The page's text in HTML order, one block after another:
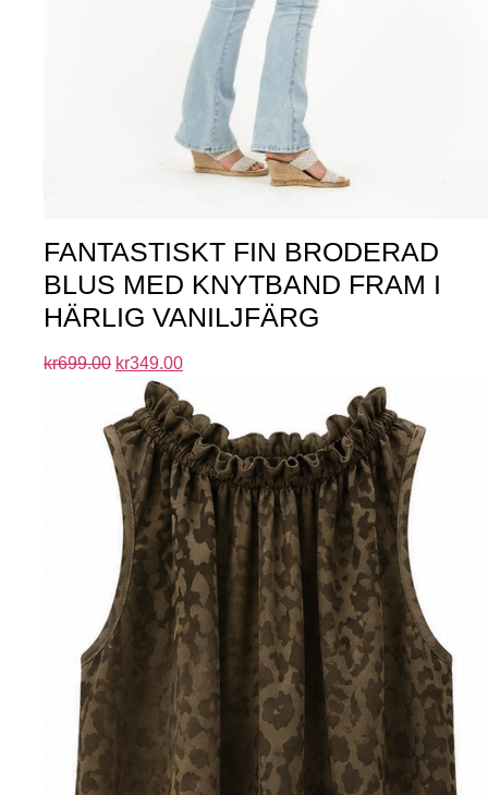
FANTASTISKT FIN BRODERAD
BLUS MED KNYTBAND FRAM I
HÄRLIG VANILJFÄRG
kr699.00 kr349.00